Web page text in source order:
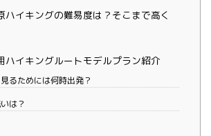
ハイキングの難易度は？そこまで高く
ハイキングルートモデルプラン紹介
るためには何時出発？
は？